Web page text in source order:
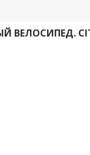
ВЕЛОСИПЕД.